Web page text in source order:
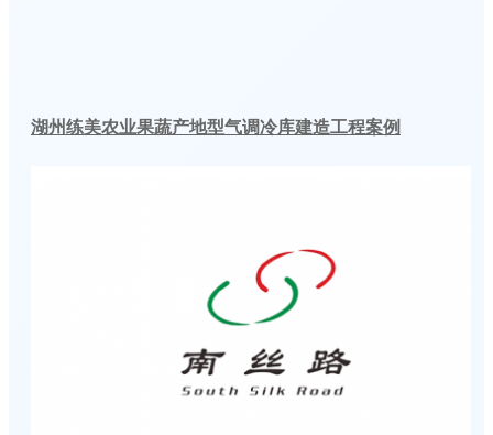
湖州练美农业果蔬产地型气调冷库建造工程案例